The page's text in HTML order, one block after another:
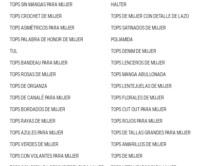
TOPS SIN MANGAS PARA MUJER
HALTER
TOPS CROCHET DE MUJER
TOPS DE MUJER CON DETALLE DE LAZO
TOPS ASIMÉTRICOS PARA MUJER
TOPS SATINADOS DE MUJER
TOPS PALABRA DE HONOR DE MUJER
POLIAMIDA
TUL
TOPS DENIM DE MUJER
TOPS BANDEAU PARA MUJER
TOPS LENCEROS DE MUJER
TOPS ROSAS DE MUJER
TOPS MANGA ABULLONADA
TOPS DE ORGANZA
TOPS LENTEJUELAS DE MUJER
TOPS DE CANALÉ PARA MUJER
TOPS FLORALES DE MUJER
TOPS BORDADOS DE MUJER
TOPS CUT OUT PARA MUJER
TOPS RAYAS DE MUJER
TOPS ROJOS PARA MUJER
TOPS AZULES PARA MUJER
TOPS DE TALLAS GRANDES PARA MUJER
TOPS VERDES DE MUJER
TOPS AMARILLOS DE MUJER
TOPS CON VOLANTES PARA MUJER
TOPS DE MUJER